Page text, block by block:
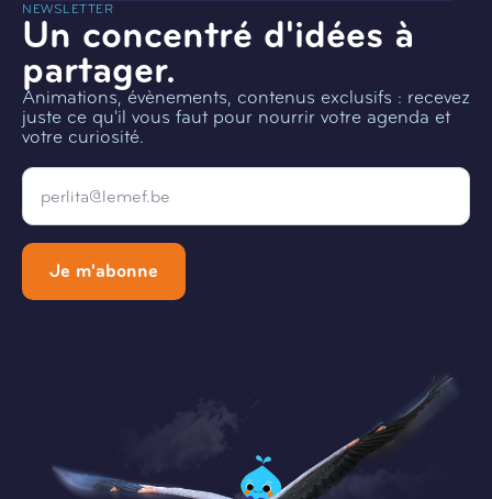
NEWSLETTER
Un concentré d'idées à
partager.
Animations, évènements, contenus exclusifs : recevez
juste ce qu'il vous faut pour nourrir votre agenda et
votre curiosité.
Email
Je m'abonne